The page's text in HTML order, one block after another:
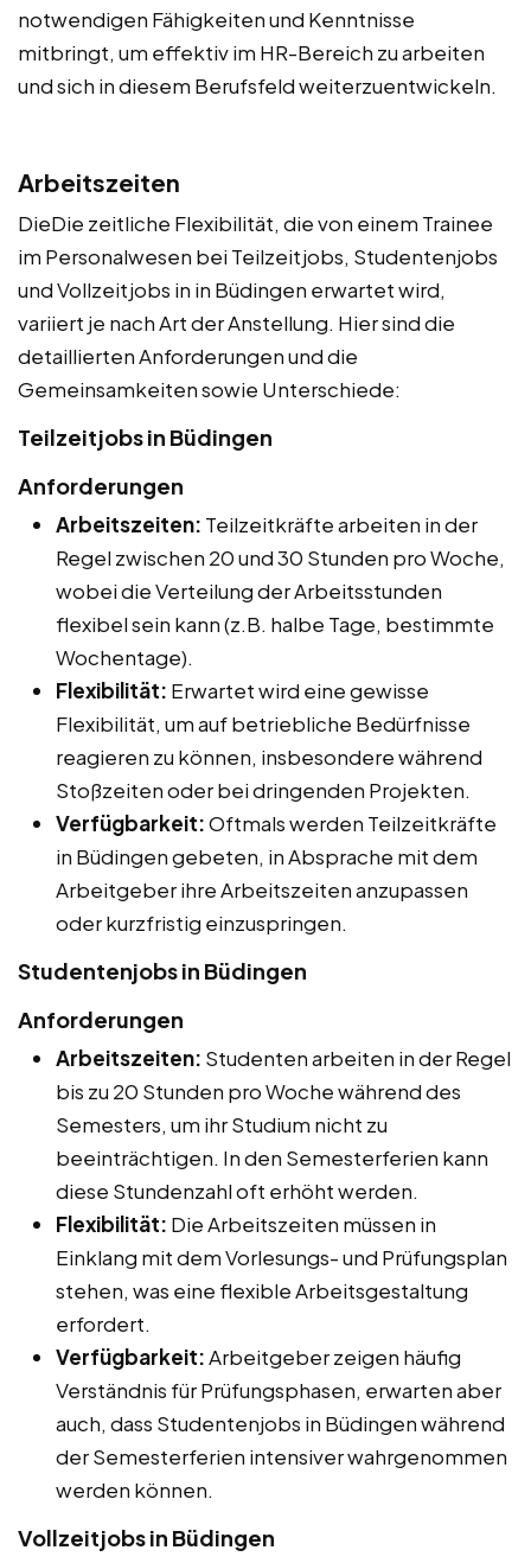
notwendigen Fähigkeiten und Kenntnisse
mitbringt, um effektiv im HR-Bereich zu arbeiten
und sich in diesem Berufsfeld weiterzuentwickeln.
Arbeitszeiten
DieDie zeitliche Flexibilität, die von einem Trainee
im Personalwesen bei Teilzeitjobs, Studentenjobs
und Vollzeitjobs in in Büdingen erwartet wird,
variiert je nach Art der Anstellung. Hier sind die
detaillierten Anforderungen und die
Gemeinsamkeiten sowie Unterschiede:
Teilzeitjobs in Büdingen
Anforderungen
Arbeitszeiten: Teilzeitkräfte arbeiten in der
Regel zwischen 20 und 30 Stunden pro Woche,
wobei die Verteilung der Arbeitsstunden
flexibel sein kann (z.B. halbe Tage, bestimmte
Wochentage).
Flexibilität: Erwartet wird eine gewisse
Flexibilität, um auf betriebliche Bedürfnisse
reagieren zu können, insbesondere während
Stoßzeiten oder bei dringenden Projekten.
Verfügbarkeit:Oftmals werden Teilzeitkräfte
in Büdingen gebeten, in Absprache mit dem
Arbeitgeber ihre Arbeitszeiten anzupassen
oder kurzfristig einzuspringen.
Studentenjobs in Büdingen
Anforderungen
Arbeitszeiten: Studenten arbeiten in der Regel
bis zu 20 Stunden pro Woche während des
Semesters, um ihr Studium nicht zu
beeinträchtigen. In den Semesterferien kann
diese Stundenzahl oft erhöht werden.
Flexibilität: Die Arbeitszeiten müssen in
Einklang mit dem Vorlesungs- und Prüfungsplan
stehen, was eine flexible Arbeitsgestaltung
erfordert.
Verfügbarkeit:Arbeitgeber zeigen häufig
Verständnis für Prüfungsphasen, erwarten aber
auch, dass Studentenjobs in Büdingen während
der Semesterferien intensiver wahrgenommen
werden können.
Vollzeitjobs in Büdingen